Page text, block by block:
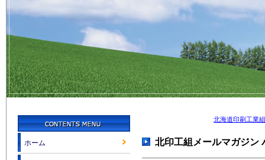
北海道印刷工業
北印工組メールマガジン
ホーム